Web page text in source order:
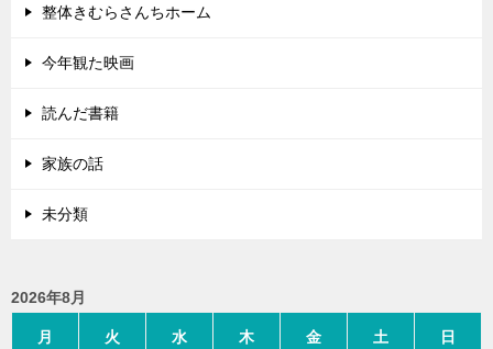
ン
整体きむらさんちホーム
今年観た映画
読んだ書籍
家族の話
未分類
2026年8月
月 火 水 木 金 土 日